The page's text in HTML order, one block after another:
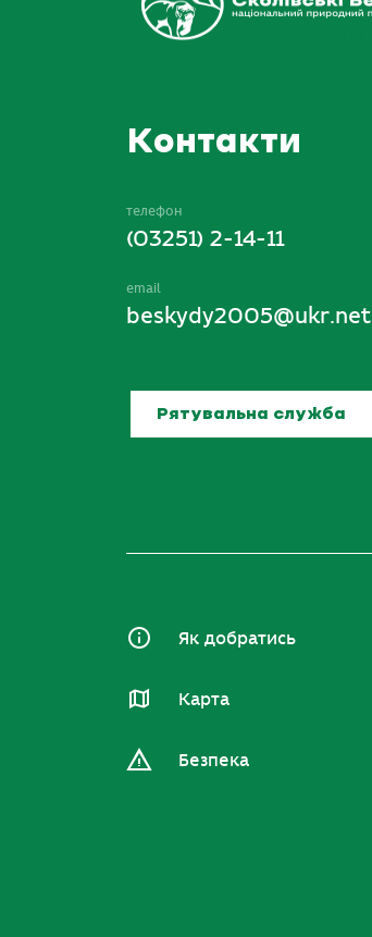
Контакти
телефон
(03251) 2-14-11
email
beskydy2005@ukr.net
Рятувальна служба
Як добратись
Карта
Безпека